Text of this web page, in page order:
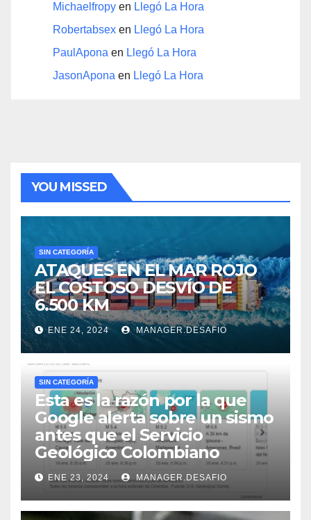
Michaelfropy en Llegó La Hora
Robertabsex en Llegó La Hora
PaulApona en Llegó La Hora
JasonApona en Llegó La Hora
YOU MISSED
SIN CATEGORÍA
ATAQUES EN EL MAR ROJO
EL COSTOSO DESVÍO DE
6.500 KM
ENE 24, 2024 MANAGER.DESAFIO
SIN CATEGORÍA
Esta es la razón por la que
Google alerta sobre un sismo
antes que el Servicio
Geológico Colombiano
ENE 23, 2024 MANAGER.DESAFIO